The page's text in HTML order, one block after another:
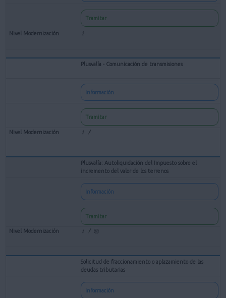
Tramitar
Plusvalía - Comunicación de transmisiones
Información
Tramitar
Plusvalía: Autoliquidación del Impuesto sobre el
incremento del valor de los terrenos
Información
Tramitar
Solicitud de fraccionamiento o aplazamiento de las
deudas tributarias
Información